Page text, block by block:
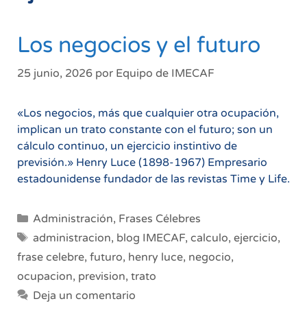
Los negocios y el futuro
25 junio, 2026 por Equipo de IMECAF
«Los negocios, más que cualquier otra ocupación,
implican un trato constante con el futuro; son un
cálculo continuo, un ejercicio instintivo de
previsión.» Henry Luce (1898-1967) Empresario
estadounidense fundador de las revistas Time y Life.
Categorías
Administración, Frases Célebres
Etiquetas
administracion, blog IMECAF, calculo, ejercicio,
frase celebre, futuro, henry luce, negocio,
ocupacion, prevision, trato
Deja un comentario